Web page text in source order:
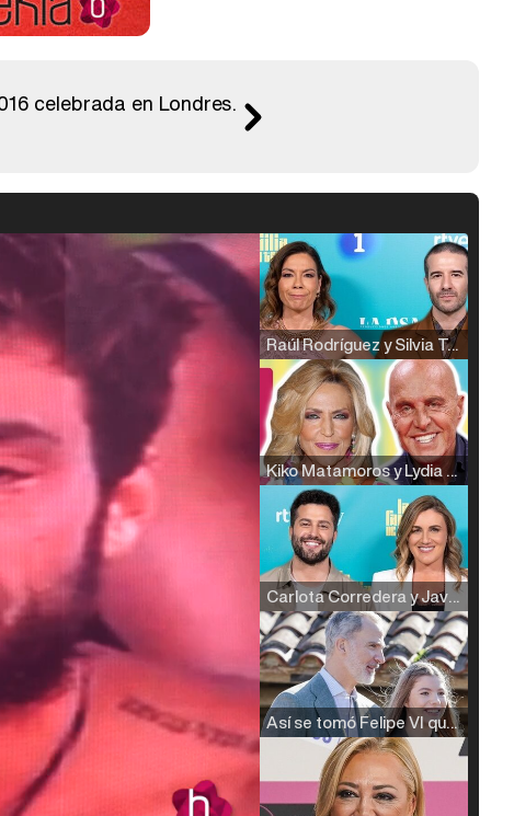
celebrada en Londres.
Raúl Rodríguez y Silvia Taulés nos cuentan su papel en 'La familia de la tele'
Kiko Matamoros y Lydia Lozano: "Nuestro público es de todas las edades y RTVE tiene un público muy pegado a las novelas, al que tenemos que captar"
Carlota Corredera y Javier de Hoyos: "La tele tiene que representar al público también y aquí están todos los perfiles posibles&quo;
Así se tomó Felipe VI que la Infanta Sofía no quisiera recibir formación militar